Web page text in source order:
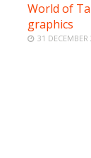
World of
graphics
31 DECEMBER